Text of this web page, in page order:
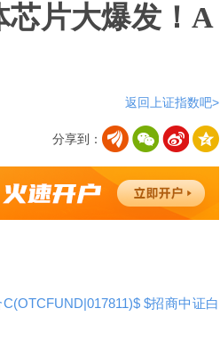
芯片大爆发！A
返回上证指数吧>
分享到：
$招商中证白